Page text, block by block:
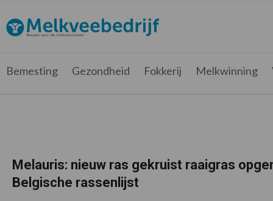
de
hoofdnavigatie
de
hoofd
de
eerste
de
voettekst
Melkveebedrijf.be
Nieuws
voor
melkveehouder
Bemesting Gezondheid Fokkerij Melkwinning
Melauris: nieuw ras gekruist raaigras
Belgische rassenlijst